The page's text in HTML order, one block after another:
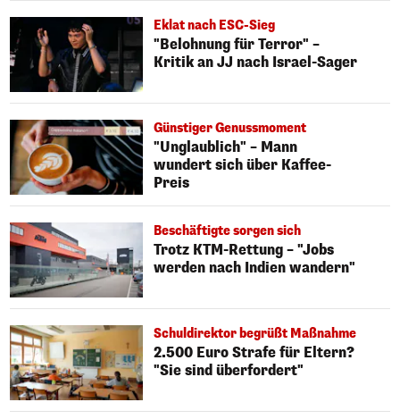
Eklat nach ESC-Sieg
"Belohnung für Terror" –
Kritik an JJ nach Israel-Sager
Günstiger Genussmoment
"Unglaublich" – Mann
wundert sich über Kaffee-
Preis
Beschäftigte sorgen sich
Trotz KTM-Rettung – "Jobs
werden nach Indien wandern"
Schuldirektor begrüßt Maßnahme
2.500 Euro Strafe für Eltern?
"Sie sind überfordert"